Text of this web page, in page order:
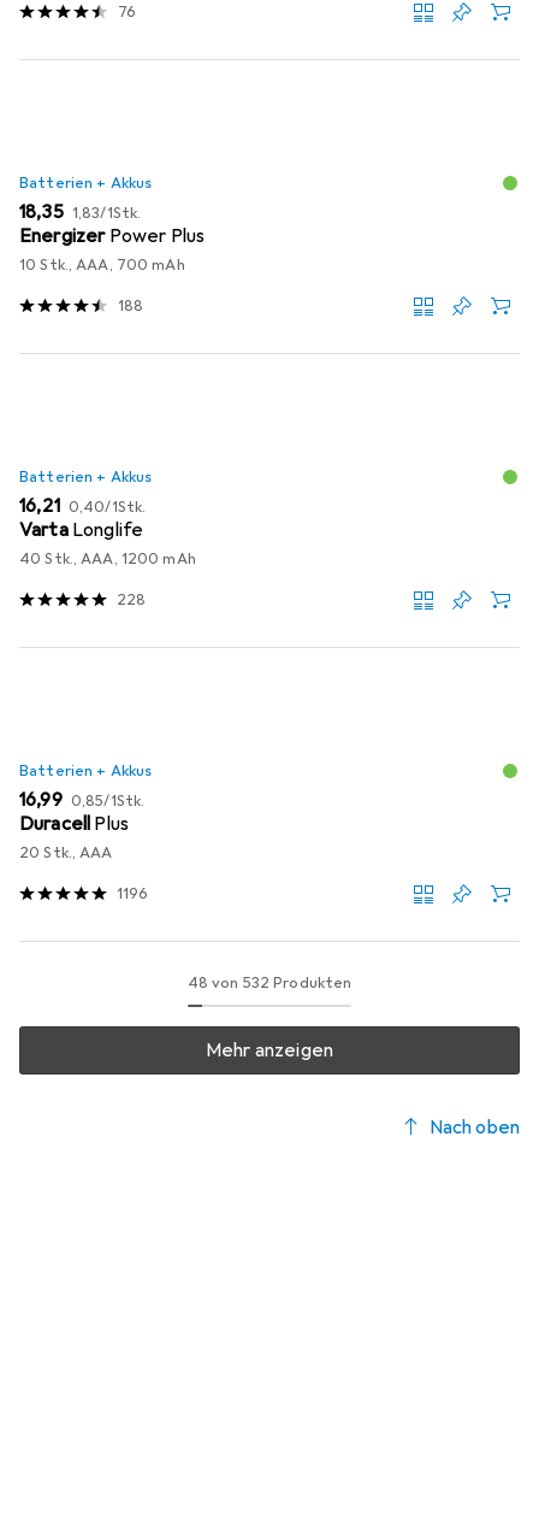
76
Batterien + Akkus
EUR
18,35 EUR
1,83/1Stk.
Energizer Power Plus
10 Stk., AAA, 700 mAh
188
Batterien + Akkus
EUR
16,21 EUR
0,40/1Stk.
Varta Longlife
40 Stk., AAA, 1200 mAh
228
Batterien + Akkus
EUR
16,99 EUR
0,85/1Stk.
Duracell Plus
20 Stk., AAA
1196
48 von 532 Produkten
Mehr anzeigen
Nach oben